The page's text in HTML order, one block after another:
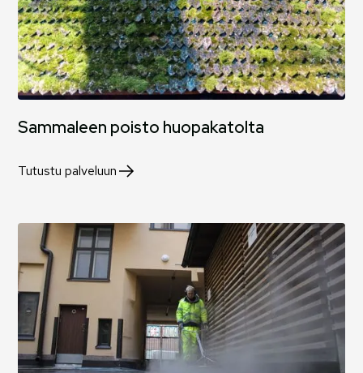
Sammaleen poisto huopakatolta
Tutustu palveluun